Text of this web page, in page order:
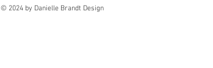
© 2024 by Danielle Brandt Design